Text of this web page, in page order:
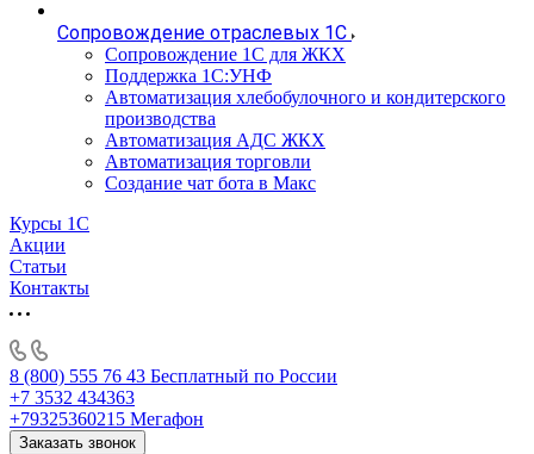
Сопровождение отраслевых 1С
Сопровождение 1С для ЖКХ
Поддержка 1С:УНФ
Автоматизация хлебобулочного и кондитерского
производства
Автоматизация АДС ЖКХ
Автоматизация торговли
Создание чат бота в Макс
Курсы 1С
Акции
Статьи
Контакты
8 (800) 555 76 43 Бесплатный по России
+7 3532 434363
+79325360215 Мегафон
Заказать звонок